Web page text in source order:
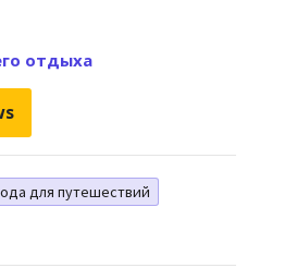
отдыха
для путешествий